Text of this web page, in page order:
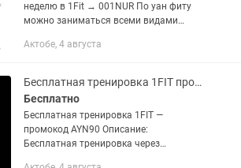
неделю в 1Fit → 001NUR По уан фиту
можно заниматься всеми видами
скалолазания Как активируешь
Актобе, 4 августа
Бесплатная тренировка 1FIT промокод AYN90 Описание Бесплатная тренировка
Бесплатно
Бесплатная тренировка 1FIT —
промокод AYN90 Описание:
Бесплатная тренировка через